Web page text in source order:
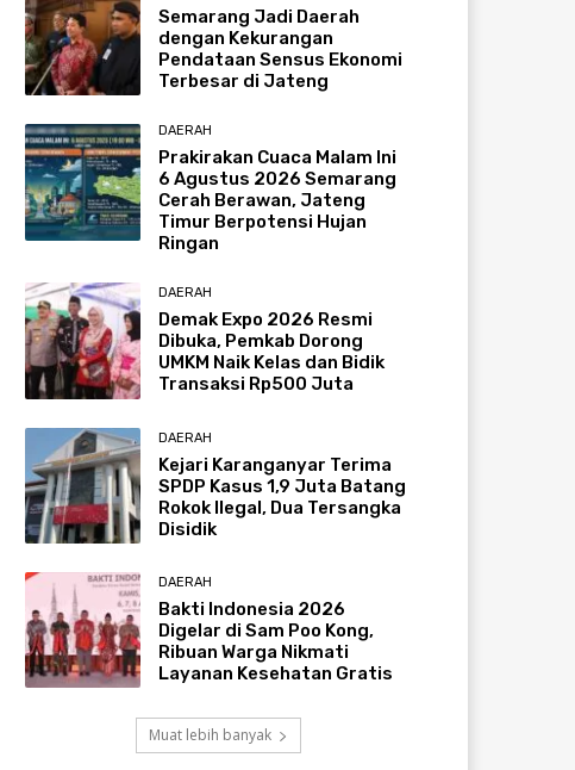
Semarang Jadi Daerah
dengan Kekurangan
Pendataan Sensus Ekonomi
Terbesar di Jateng
DAERAH
Prakirakan Cuaca Malam Ini
6 Agustus 2026 Semarang
Cerah Berawan, Jateng
Timur Berpotensi Hujan
Ringan
DAERAH
Demak Expo 2026 Resmi
Dibuka, Pemkab Dorong
UMKM Naik Kelas dan Bidik
Transaksi Rp500 Juta
DAERAH
Kejari Karanganyar Terima
SPDP Kasus 1,9 Juta Batang
Rokok Ilegal, Dua Tersangka
Disidik
DAERAH
Bakti Indonesia 2026
Digelar di Sam Poo Kong,
Ribuan Warga Nikmati
Layanan Kesehatan Gratis
Muat lebih banyak